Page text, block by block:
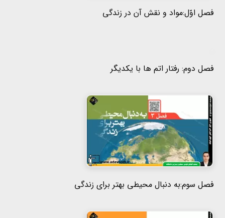
فصل اوّل:مواد و نقش آن در زندگی
فصل دوم: رفتار اتم ها با یکدیگر
فصل سوم:به دنبال محیطی بهتر برای زندگی